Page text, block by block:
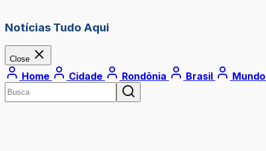
Notícias Tudo Aqui
Close
Home Cidade Rondônia Brasil Mundo